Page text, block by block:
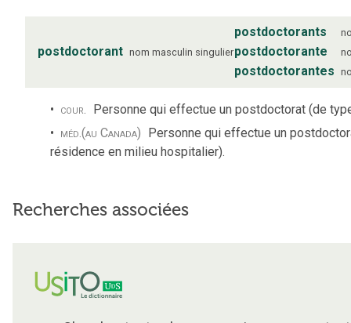
postdoctorant nom masculin singulier
postdoctorants
postdoctorante
postdoctorantes
cour. Personne qui effectue un postdoctorat (de
méd.(au Canada) Personne qui effectue un
résidence en milieu hospitalier).
Recherches associées